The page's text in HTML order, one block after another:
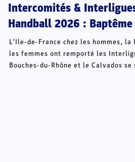
Intercomités &
Handball 2026 :
L’Ile-de-France chez les hommes, la
les femmes ont remporté les
Bouches-du-Rhône et le Calvados